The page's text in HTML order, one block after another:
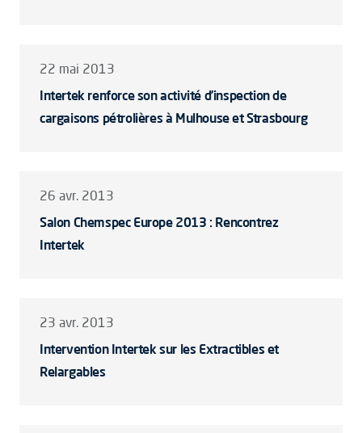
22 mai 2013
Intertek renforce son activité d’inspection de
cargaisons pétrolières à Mulhouse et Strasbourg
26 avr. 2013
Salon Chemspec Europe 2013 : Rencontrez
Intertek
23 avr. 2013
Intervention Intertek sur les Extractibles et
Relargables